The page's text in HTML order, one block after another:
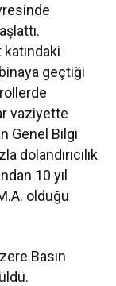
geçtiği
vaziyette
Genel Bilgi
dolandırıcılık
10 yıl
olduğu
Basın